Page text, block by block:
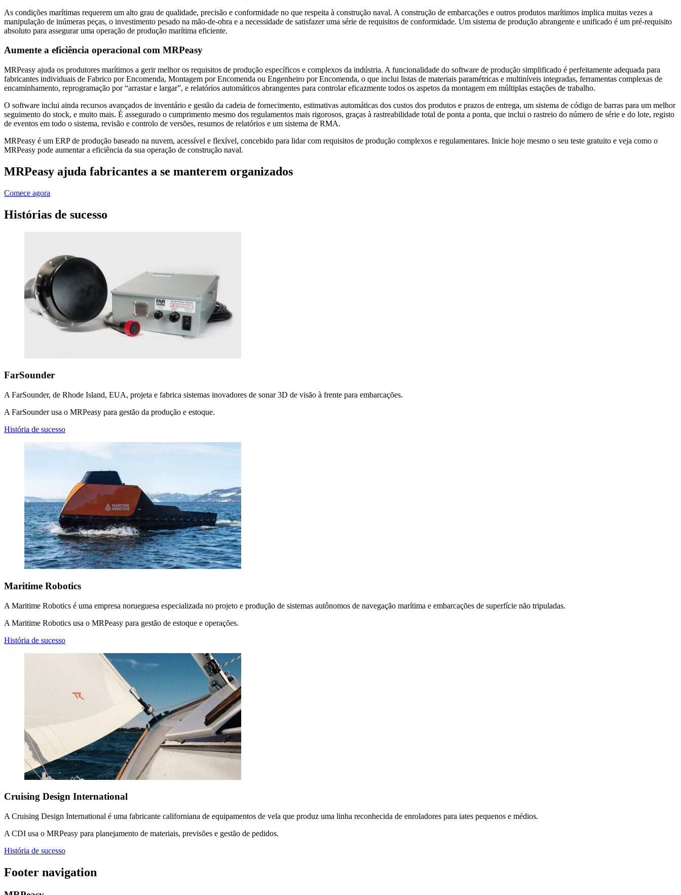
As condições marítimas requerem um alto grau de qualidade, precisão e conformidade no que respeita à construção naval. A construção de embarcações e outros produtos marítimos implica muitas vezes a
manipulação de inúmeras peças, o investimento pesado na mão-de-obra e a necessidade de satisfazer uma série de requisitos de conformidade. Um sistema de produção abrangente e unificado é um pré-requisito
absoluto para assegurar uma operação de produção marítima eficiente.
Aumente a eficiência operacional com MRPeasy
MRPeasy ajuda os produtores marítimos a gerir melhor os requisitos de produção específicos e complexos da indústria. A funcionalidade do software de produção simplificado é perfeitamente adequada para
fabricantes individuais de Fabrico por Encomenda, Montagem por Encomenda ou Engenheiro por Encomenda, o que inclui listas de materiais paramétricas e multiníveis integradas, ferramentas complexas de
encaminhamento, reprogramação por “arrastar e largar”, e relatórios automáticos abrangentes para controlar eficazmente todos os aspetos da montagem em múltiplas estações de trabalho.
O software inclui ainda recursos avançados de inventário e gestão da cadeia de fornecimento, estimativas automáticas dos custos dos produtos e prazos de entrega, um sistema de código de barras para um melhor
seguimento do stock, e muito mais. É assegurado o cumprimento mesmo dos regulamentos mais rigorosos, graças à rastreabilidade total de ponta a ponta, que inclui o rastreio do número de série e do lote, registo
de eventos em todo o sistema, revisão e controlo de versões, resumos de relatórios e um sistema de RMA.
MRPeasy é um ERP de produção baseado na nuvem, acessível e flexível, concebido para lidar com requisitos de produção complexos e regulamentares. Inicie hoje mesmo o seu teste gratuito e veja como o
MRPeasy pode aumentar a eficiência da sua operação de construção naval.
MRPeasy ajuda fabricantes a se manterem organizados
Comece agora
Histórias de sucesso
FarSounder
A FarSounder, de Rhode Island, EUA, projeta e fabrica sistemas inovadores de sonar 3D de visão à frente para embarcações.
A FarSounder usa o MRPeasy para gestão da produção e estoque.
História de sucesso
Maritime Robotics
A Maritime Robotics é uma empresa norueguesa especializada no projeto e produção de sistemas autônomos de navegação marítima e embarcações de superfície não tripuladas.
A Maritime Robotics usa o MRPeasy para gestão de estoque e operações.
História de sucesso
Cruising Design International
A Cruising Design International é uma fabricante californiana de equipamentos de vela que produz uma linha reconhecida de enroladores para iates pequenos e médios.
A CDI usa o MRPeasy para planejamento de materiais, previsões e gestão de pedidos.
História de sucesso
Footer navigation